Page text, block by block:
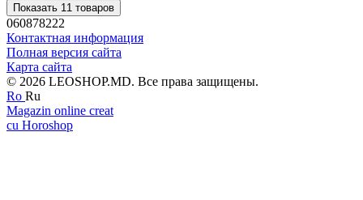
Показать 11 товаров
060878222
Контактная информация
Полная версия сайта
Карта сайта
© 2026 LEOSHOP.MD. Все права защищены.
Ro Ru
Magazin online creat
cu Horoshop